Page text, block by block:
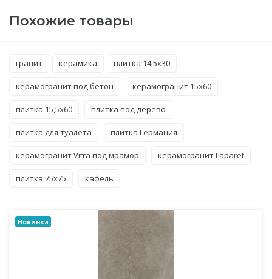
Похожие товары
гранит керамика плитка 14,5x30
керамогранит под бетон керамогранит 15x60
плитка 15,5x60 плитка под дерево
плитка для туалета плитка Германия
керамогранит Vitra под мрамор керамогранит Laparet
плитка 75x75 кафель
Новинка